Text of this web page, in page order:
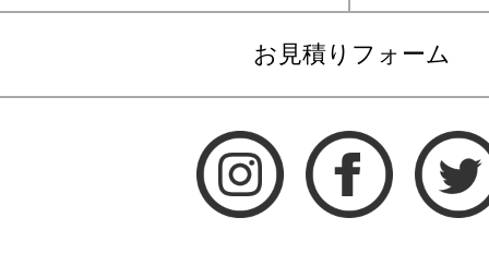
お見積りフォーム